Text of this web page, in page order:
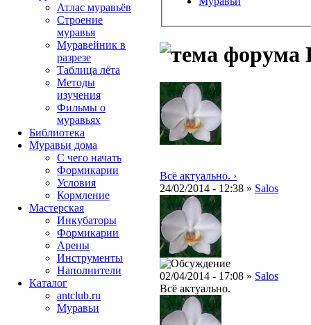
Всё актуально. ›
24/02/2014 - 12:38 » Salos
02/04/2014 - 17:08 » Salos
Всё актуально.
Атлас муравьёв
Строение
муравья
Муравейник в
разрезе
Таблица лёта
Методы
изучения
Фильмы о
муравьях
Библиотека
Муравьи дома
С чего начать
Формикарии
Условия
Кормление
Мастерская
Инкубаторы
Формикарии
Арены
Инструменты
Наполнители
Каталог
antclub.ru
Муравьи